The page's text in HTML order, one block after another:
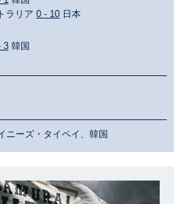
ラリア 0 - 10 日本
3 韓国
ニーズ・タイペイ、韓国